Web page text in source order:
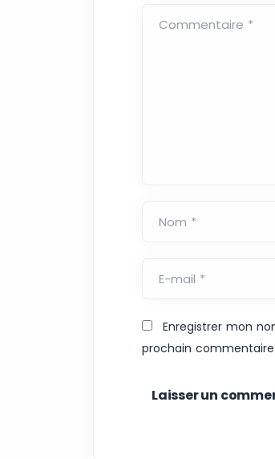
Commentaire *
Nom *
E-mail *
Enregistrer mon
prochain commentaire.